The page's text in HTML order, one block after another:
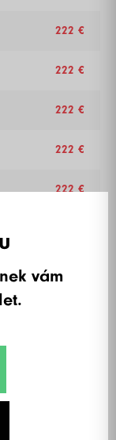
222 €
222 €
222 €
222 €
222 €
vám